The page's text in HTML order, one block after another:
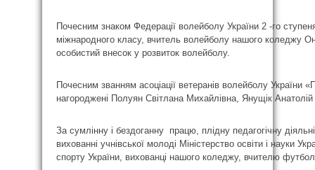
Почесним знаком Федерації волейболу України 2 -го
міжнародного класу, вчитель волейболу нашого коледжу
особистий внесок у розвиток волейболу.
Почесним званням асоціації ветеранів волейболу України
нагороджені Полуян Світлана Михайлівна, Янущік
За сумлінну і бездоганну працю, плідну педагогічну
вихованні учнівської молоді Міністерство освіти і науки
спорту України, вихованці нашого коледжу, вчителю